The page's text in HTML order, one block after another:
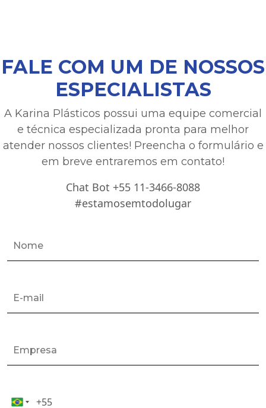
FALE COM UM DE NOSSOS
ESPECIALISTAS
A Karina Plásticos possui uma equipe comercial
e técnica especializada pronta para melhor
atender nossos clientes! Preencha o formulário e
em breve entraremos em contato!
Chat Bot +55 11-3466-8088
#estamosemtodolugar
Celular*+55